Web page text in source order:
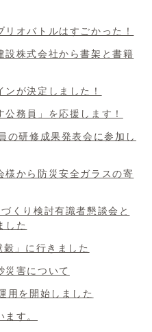
オバトルはすごかった！
設株式会社から書架と書籍
が決定しました！
務員」を応援します！
の研修成果発表会に参加し
様から防災安全ガラスの寄
くり検討有識者懇談会と
した
穀」に行きました
災害について
用を開始しました
ます。